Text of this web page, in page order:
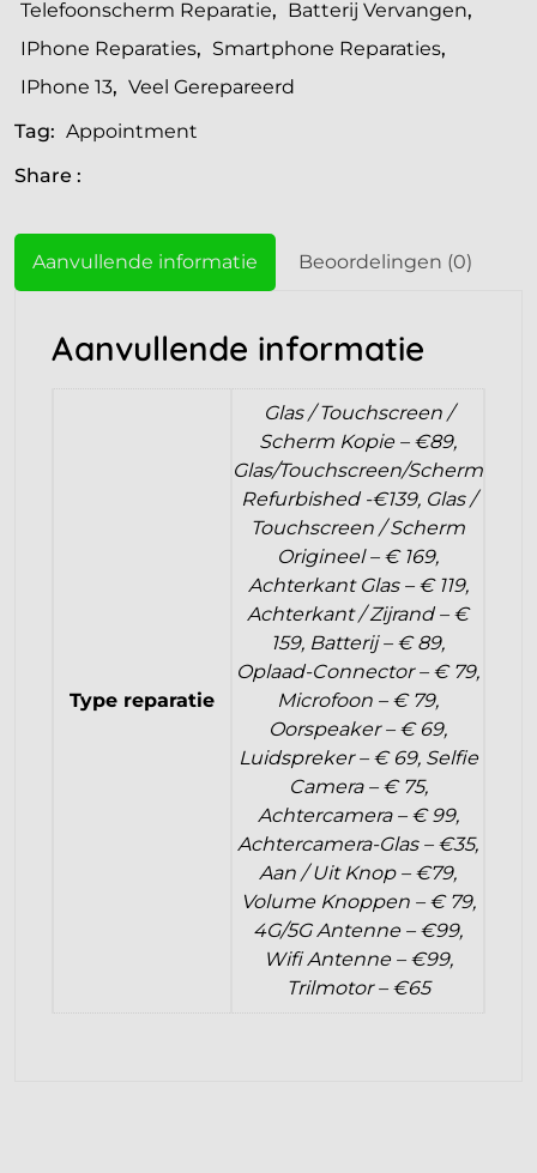
Telefoonscherm Reparatie, Batterij Vervangen,
IPhone Reparaties, Smartphone Reparaties,
IPhone 13, Veel Gerepareerd
Tag: Appointment
Share :
Aanvullende informatie Beoordelingen (0)
Aanvullende informatie
Type reparatie
Glas / Touchscreen /
Scherm Kopie – €89,
Glas/Touchscreen/Scherm
Refurbished -€139, Glas /
Touchscreen / Scherm
Origineel – € 169,
Achterkant Glas – € 119,
Achterkant / Zijrand – €
159, Batterij – € 89,
Oplaad-Connector – € 79,
Microfoon – € 79,
Oorspeaker – € 69,
Luidspreker – € 69, Selfie
Camera – € 75,
Achtercamera – € 99,
Achtercamera-Glas – €35,
Aan / Uit Knop – €79,
Volume Knoppen – € 79,
4G/5G Antenne – €99,
Wifi Antenne – €99,
Trilmotor – €65